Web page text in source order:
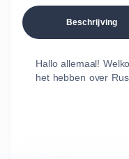
Beschrijving
Hallo allemaal!
het hebben over